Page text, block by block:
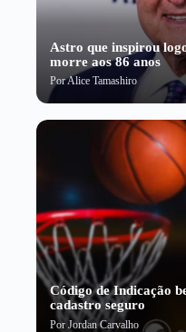
Astro que inspirou
morre aos 86 anos
PorAlice Tamashiro
Código de Indicação
cadastro seguro
PorJordan Carvalho